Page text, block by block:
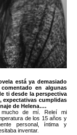
está ya demasiado
en algunas
ti desde la perspectiva
expectativas cumplidas
de Helena….
de mí. Releí mi
de los 15 años y
personal, íntima y
inventar.